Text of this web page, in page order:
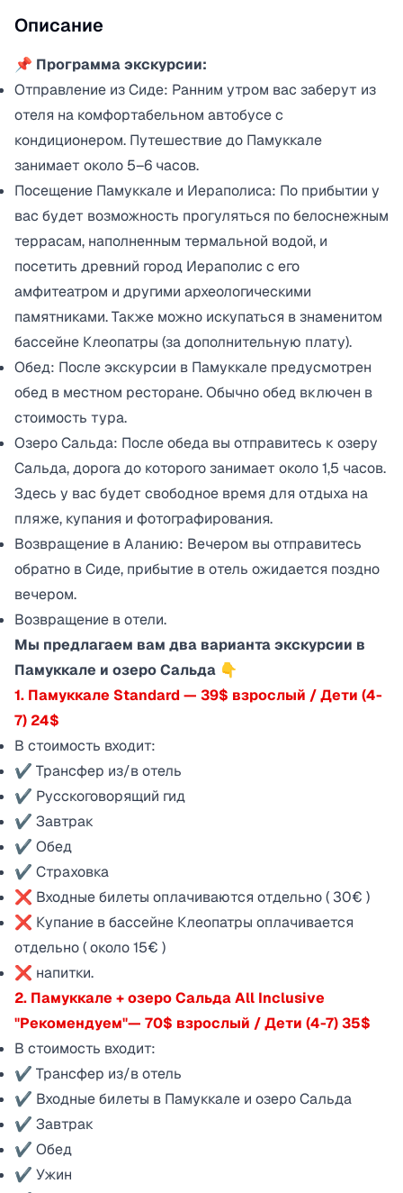
Описание
📌 Программа экскурсии:
Отправление из Сиде: Ранним утром вас заберут из
отеля на комфортабельном автобусе с
кондиционером. Путешествие до Памуккале
занимает около 5–6 часов.
Посещение Памуккале и Иераполиса: По прибытии у
вас будет возможность прогуляться по белоснежным
террасам, наполненным термальной водой, и
посетить древний город Иераполис с его
амфитеатром и другими археологическими
памятниками. Также можно искупаться в знаменитом
бассейне Клеопатры (за дополнительную плату).
Обед: После экскурсии в Памуккале предусмотрен
обед в местном ресторане. Обычно обед включен в
стоимость тура.
Озеро Сальда: После обеда вы отправитесь к озеру
Сальда, дорога до которого занимает около 1,5 часов.
Здесь у вас будет свободное время для отдыха на
пляже, купания и фотографирования.
Возвращение в Аланию: Вечером вы отправитесь
обратно в Сиде, прибытие в отель ожидается поздно
вечером.
Возвращение в отели.
Мы предлагаем вам два варианта экскурсии в
Памуккале и озеро Сальда 👇
1. Памуккале Standard — 39$ взрослый / Дети (4-
7) 24$
В стоимость входит:
✔ Трансфер из/в отель
✔ Русскоговорящий гид
✔ Завтрак
✔ Обед
✔ Страховка
❌ Входные билеты оплачиваются отдельно ( 30€ )
❌ Купание в бассейне Клеопатры оплачивается
отдельно ( около 15€ )
❌ напитки.
2. Памуккале + озеро Сальда All Inclusive
"Рекомендуем"— 70$ взрослый / Дети (4-7) 35$
В стоимость входит:
✔ Трансфер из/в отель
✔ Входные билеты в Памуккале и озеро Сальда
✔ Завтрак
✔ Обед
✔ Ужин